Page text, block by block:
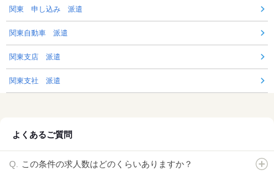
関東 申し込み 派遣
関東自動車 派遣
関東支店 派遣
関東支社 派遣
よくあるご質問
この条件の求人数はどのくらいありますか？